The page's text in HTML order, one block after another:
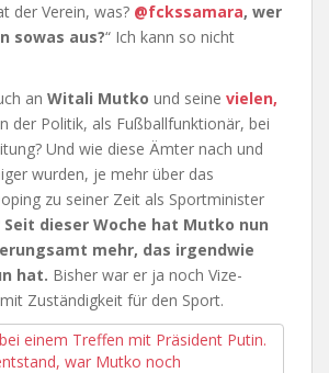
der Verein, was? @fckssamara, wer
sowas aus?“ Ich kann so nicht
an Witali Mutko und seine vielen,
der Politik, als Fußballfunktionär, bei
Und wie diese Ämter nach und
wurden, je mehr über das
zu seiner Zeit als Sportminister
Seit dieser Woche hat Mutko nun
mehr, das irgendwie
hat. Bisher war er ja noch Vize-
Zuständigkeit für den Sport.